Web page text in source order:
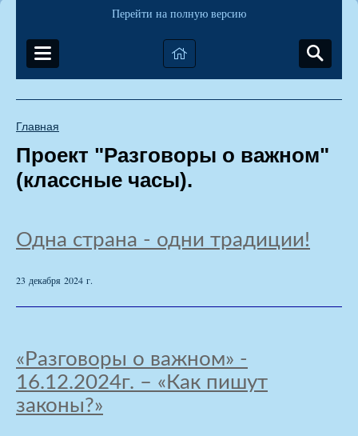
Перейти на полную версию
Главная
Проект "Разговоры о важном"
(классные часы).
Одна страна - одни традиции!
23 декабря 2024 г.
«Разговоры о важном» -
16.12.2024г. – «Как пишут
законы?»